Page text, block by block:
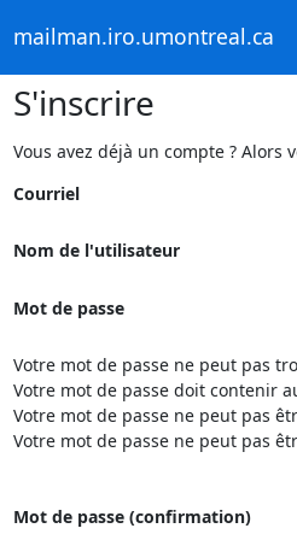
mailman.iro.umontreal.ca
S'inscrire
Vous avez déjà un compte ? Alors
Courriel
Nom de l'utilisateur
Mot de passe
Votre mot de passe ne peut pas
Votre mot de passe doit contenir
Votre mot de passe ne peut pas
Votre mot de passe ne peut pas
Mot de passe (confirmation)